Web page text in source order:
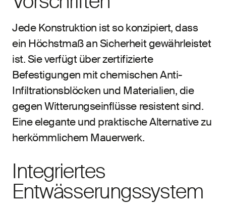
Jede Konstruktion ist so konzipiert, dass
ein Höchstmaß an Sicherheit gewährleistet
ist. Sie verfügt über zertifizierte
Befestigungen mit chemischen Anti-
Infiltrationsblöcken und Materialien, die
gegen Witterungseinflüsse resistent sind.
Eine elegante und praktische Alternative zu
herkömmlichem Mauerwerk.
Integriertes
Entwässerungssystem